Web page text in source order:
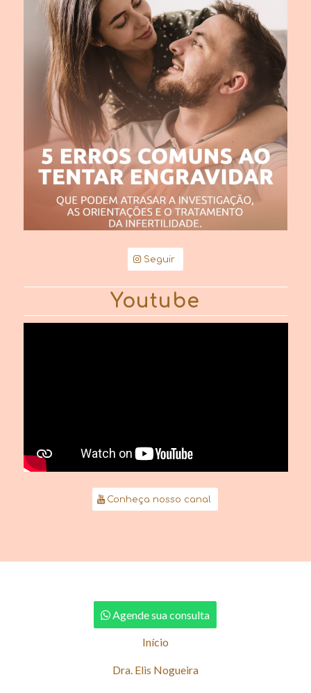
Seguir
Youtube
Conheça nosso canal
Agende sua consulta
Início
Dra. Elis Nogueira